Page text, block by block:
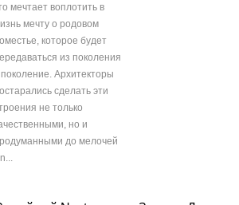
мечтает воплотить в
мечту о родовом
которое будет
из поколения
поколение. Архитекторы
сделать эти
не только
но и
до мелочей